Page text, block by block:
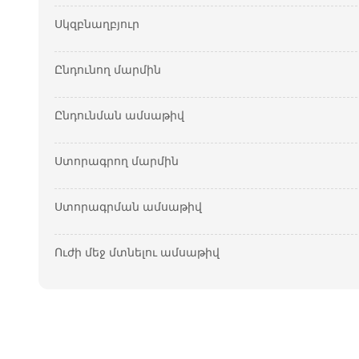
Սկզբնաղբյուր
Ընդունող մարմին
Ընդունման ամսաթիվ
Ստորագրող մարմին
Ստորագրման ամսաթիվ
Ուժի մեջ մտնելու ամսաթիվ